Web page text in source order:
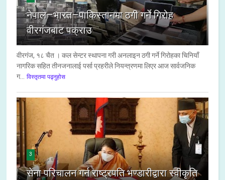
नेपाल–भारत–पाकिस्तानमा ठगी गर्ने गिरोह
वीरगंजबाट पक्राउ
वीरगंज, १८ चैत । कल सेन्टर स्थापना गरी अनलाइन ठगी गर्ने गिरोहका चिनियाँ
नागरिक सहित तीनजनालाई पर्सा प्रहरीले नियन्त्रणमा लिएर आज सार्वजनिक
ग... विस्तृतमा पढ्नुहोस
3
सेना परिचालन गर्न राष्ट्रपति भण्डारीद्वारा स्वीकृति